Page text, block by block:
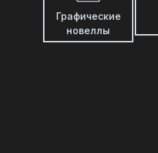
Графические
новеллы